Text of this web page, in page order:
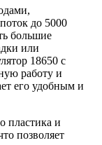
до 5000
большие
или
18650 с
работу и
его удобным и
пластика и
позволяет